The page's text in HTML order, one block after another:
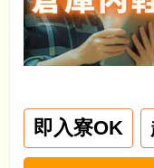
即入寮OK